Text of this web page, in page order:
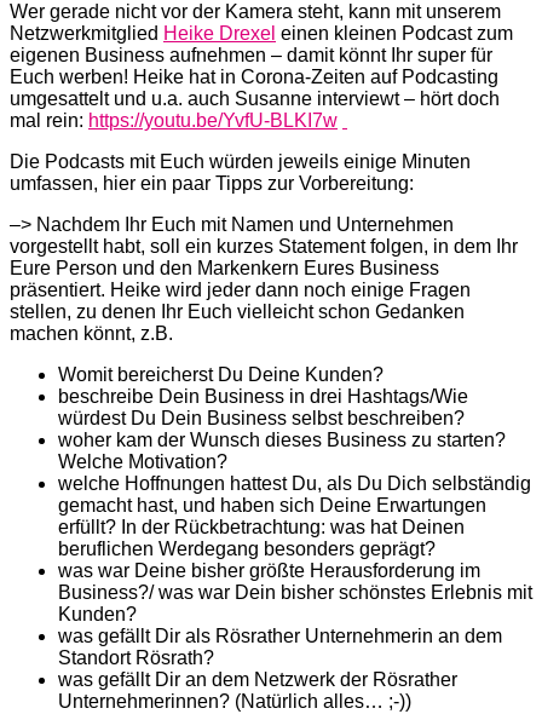
Wer gerade nicht vor der Kamera steht, kann mit unserem
Netzwerkmitglied Heike Drexel einen kleinen Podcast zum
eigenen Business aufnehmen – damit könnt Ihr super für
Euch werben! Heike hat in Corona-Zeiten auf Podcasting
umgesattelt und u.a. auch Susanne interviewt – hört doch
mal rein: https://youtu.be/YvfU-BLKI7w
Die Podcasts mit Euch würden jeweils einige Minuten
umfassen, hier ein paar Tipps zur Vorbereitung:
–> Nachdem Ihr Euch mit Namen und Unternehmen
vorgestellt habt, soll ein kurzes Statement folgen, in dem Ihr
Eure Person und den Markenkern Eures Business
präsentiert. Heike wird jeder dann noch einige Fragen
stellen, zu denen Ihr Euch vielleicht schon Gedanken
machen könnt, z.B.
Womit bereicherst Du Deine Kunden?
beschreibe Dein Business in drei Hashtags/Wie
würdest Du Dein Business selbst beschreiben?
woher kam der Wunsch dieses Business zu starten?
Welche Motivation?
welche Hoffnungen hattest Du, als Du Dich selbständig
gemacht hast, und haben sich Deine Erwartungen
erfüllt? In der Rückbetrachtung: was hat Deinen
beruflichen Werdegang besonders geprägt?
was war Deine bisher größte Herausforderung im
Business?/ was war Dein bisher schönstes Erlebnis mit
Kunden?
was gefällt Dir als Rösrather Unternehmerin an dem
Standort Rösrath?
was gefällt Dir an dem Netzwerk der Rösrather
Unternehmerinnen? (Natürlich alles… ;-))